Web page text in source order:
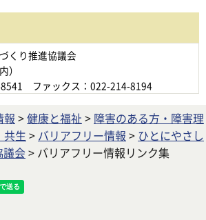
くり推進協議会
）
ファックス：022-214-8194
報 >健康と福祉 > 障害のある方・障害理
共生 > バリアフリー情報 > ひとにやさし
議会> バリアフリー情報リンク集